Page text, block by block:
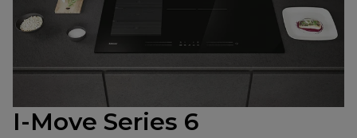
I-Move Series 6